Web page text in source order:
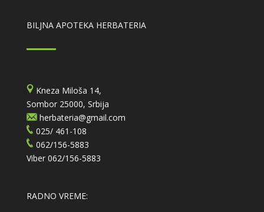
BILJNA APOTEKA HERBATERIA
Kneza Miloša 14,
Sombor 25000, Srbija
herbateria@gmail.com
025/ 461-108
062/156-5883
Viber 062/156-5883
RADNO VREME: